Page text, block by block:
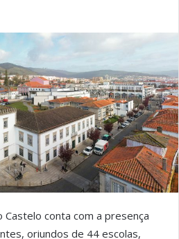
Castelo conta com a presença
oriundos de 44 escolas,